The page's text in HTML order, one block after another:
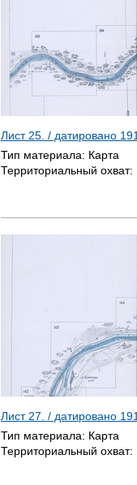
Лист 25. / датировано
Тип материала: Карта
Территориальный охват:
Лист 27. / датировано
Тип материала: Карта
Территориальный охват: